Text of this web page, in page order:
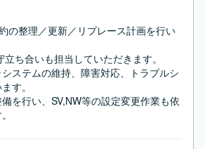
の整理／更新／リプレース計画を行い
立ち合いも担当していただきます。
システムの維持、障害対応、トラブルシ
す。
を行い、SV,NW等の設定変更作業も依